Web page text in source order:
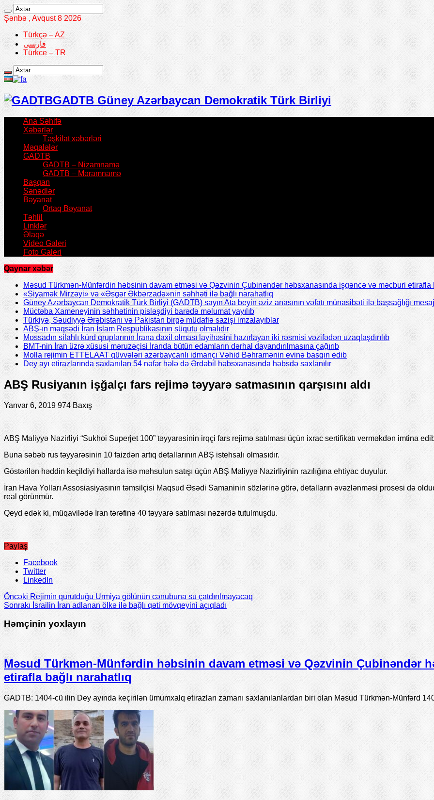
Şənbə , Avqust 8 2026
Türkçə – AZ
فارسی
Türkce – TR
GADTB Güney Azərbaycan Demokratik Türk Birliyi
Ana Səhifə
Xəbərlər
Təşkilat xəbərləri
Məqalələr
GADTB
GADTB – Nizamnamə
GADTB – Məramnamə
Başqan
Sənədlər
Bəyanat
Ortaq Bəyanat
Təhlil
Linklər
Əlaqə
Video Galeri
Foto Galeri
Qaynar xəbər
Məsud Türkmən-Münfərdin həbsinin davam etməsi və Qəzvinin Çubinəndər həbsxanasında işgəncə və məcburi etirafla
«Siyamək Mirzəyi» və «Əsgər Əkbərzadə»nin səhhəti ilə bağlı narahatlıq
Güney Azərbaycan Demokratik Türk Birliyi (GADTB) sayın Ata beyin əziz anasının vəfatı münasibəti ilə başsağlığı
Müctəba Xameneyinin səhhətinin pisləşdiyi barədə məlumat yayılıb
Türkiyə, Səudiyyə Ərəbistanı və Pakistan birgə müdafiə sazişi imzalayıblar
ABŞ-ın məqsədi İran İslam Respublikasının süqutu olmalıdır
Mossadın silahlı kürd qruplarının İrana daxil olması layihəsini hazırlayan iki rəsmisi vəzifədən uzaqlaşdırılıb
BMT-nin İran üzrə xüsusi məruzəçisi İranda bütün edamların dərhal dayandırılmasına çağırıb
Molla rejimin ETTELAAT qüvvələri azərbaycanlı idmançı Vəhid Bəhramənin evinə basqın edib
Dey ayı etirazlarında saxlanılan 54 nəfər hələ də Ərdəbil həbsxanasında həbsdə saxlanılır
ABŞ Rusiyanın işğalçı fars rejimə təyyarə satmasının qarşısını aldı
Yanvar 6, 2019 974 Baxış
ABŞ Maliyyə Nazirliyi “Sukhoi Superjet 100” təyyarəsinin irqçi fars rejimə satılması üçün ixrac sertifikatı verməkdən imtina
Buna səbəb rus təyyarəsinin 10 faizdən artıq detallarının ABŞ istehsalı olmasıdır.
Göstərilən həddin keçildiyi hallarda isə məhsulun satışı üçün ABŞ Maliyyə Nazirliyinin razılığına ehtiyac duyulur.
İran Hava Yolları Assosiasiyasının təmsilçisi Maqsud Əsədi Samaninin sözlərinə görə, detalların əvəzlənməsi prosesi də
real görünmür.
Qeyd edək ki, müqavilədə İran tərəfinə 40 təyyarə satılması nəzərdə tutulmuşdu.
Paylaş
Facebook
Twitter
LinkedIn
Öncəki Rejimin qurutduğu Urmiya gölünün cənubuna su çatdırılmayacaq
Sonrakı İsrailin İran adlanan ölkə ilə bağlı qəti mövqeyini açıqladı
Həmçinin yoxlayın
Məsud Türkmən-Münfərdin həbsinin davam etməsi və Qəzvinin Çubinəndər
etirafla bağlı narahatlıq
GADTB: 1404-cü ilin Dey ayında keçirilən ümumxalq etirazları zamanı saxlanılanlardan biri olan Məsud Türkmən-Münfərd